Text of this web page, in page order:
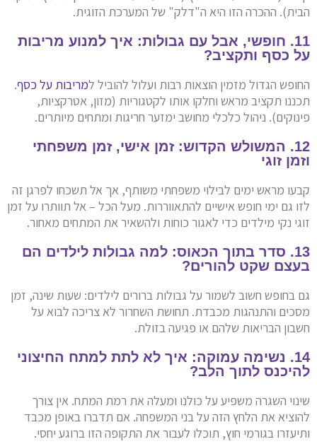
הבית). ההכרה הזו היא ה"דלק" של המערכת הזוגית.
11. חופשי, אבל עם גבולות: איך למנוע מריבות
על כסף ותקציב?
החופש הגדול מזמין הוצאות רבות ועלול להוביל למריבות על כסף.
תכננו תקציב מראש וחלקו אותו לקטגוריות (מזון, אטרקציות,
פינוקים). ניהול כלכלי מחושב ימזער חריגות ומתחים מיותרים.
12. המשולש הקדוש: זמן אישי, זמן משפחתי
וזמן זוגי
קבעו מראש ימים לבילוי משפחתי משותף, אך אל תשכחו לפרגן זה
לזו גם ימי חופש אישיים להתאווררות. מעל הכל – אל תוותרו על זמן
זוגי נקי מילדים כדי לאגור כוחות ולהשאיר את המתחים מאחור.
13. סדר בתוך הכאוס: למה גבולות לילדים הם
בעצם שקט להורים?
גם בחופש חשוב לשמור על גבולות ברורים לילדים: שעות שינה, זמן
מסכים והתנהגות מכבדת. תחושת השחרור לא צריכה לבוא על
חשבון הבריאות שלהם או פגיעה בזולת.
14. נשימה עמוקה: איך לא לתת למתח החיצוני
להיכנס לתוך הלב?
שינוי השגרה משפיע על כולנו ומעלה את רמת המתח. אין צורך
להוציא את הלחץ הזה על בני המשפחה. אם תדברו באופן מכבד
ותיעזרו בגורמי חוץ, תוכלו לעבור את התקופה הזו ברוגע יחסי.